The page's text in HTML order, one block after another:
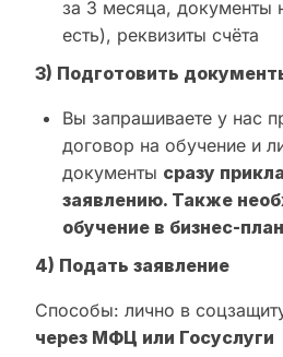
за 3 месяца, документы
есть), реквизиты счёта
3) Подготовить
Вы запрашиваете у нас
договор на обучение и
документы сразу
заявлению. Также
обучение в бизнес-план
4) Подать заявление
Способы: лично в
через МФЦ или Госуслуги